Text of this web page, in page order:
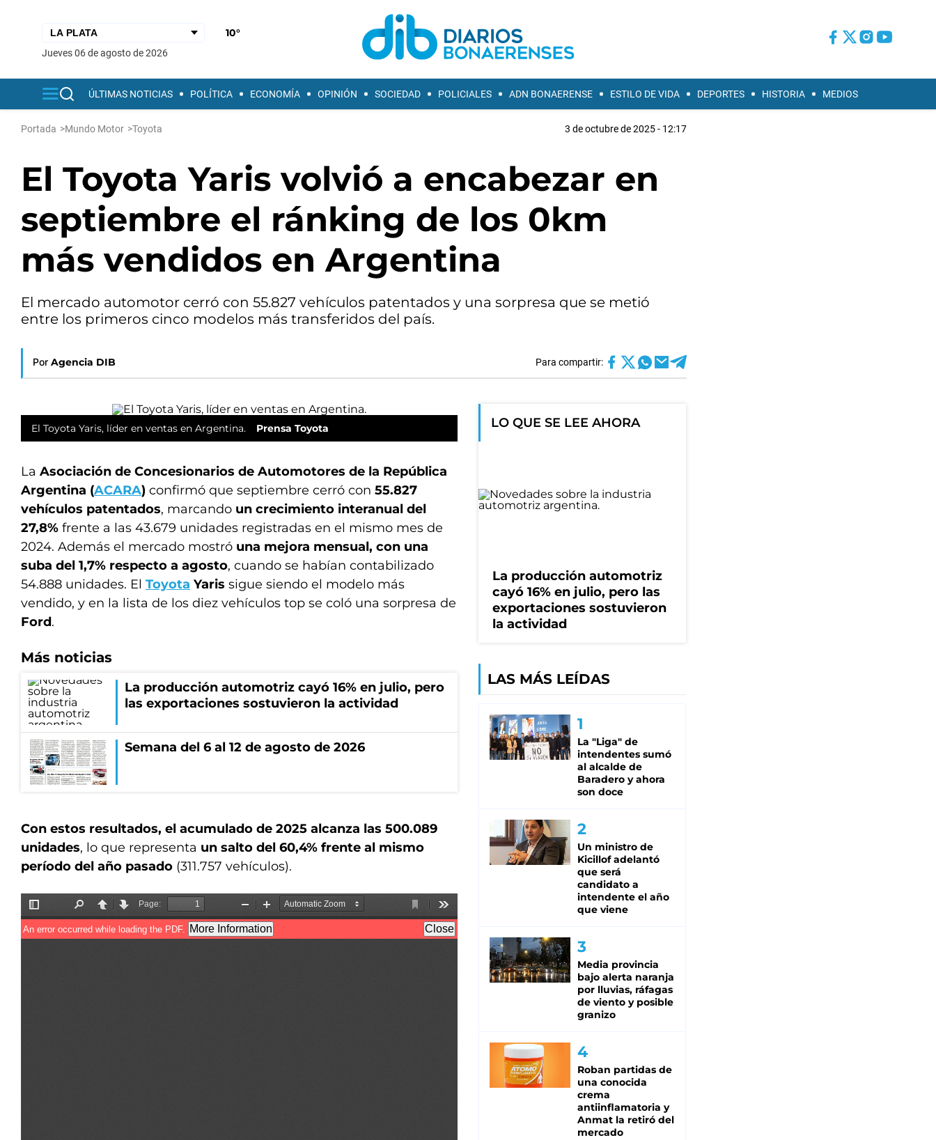
10°
jueves 06 de agosto de 2026
ÚLTIMAS NOTICIAS POLÍTICA ECONOMÍA OPINIÓN SOCIEDAD POLICIALES ADN BONAERENSE ESTILO DE VIDA DEPORTES HISTORIA MEDIOS
Portada >Mundo Motor >Toyota 3 de octubre de 2025 - 12:17
El Toyota Yaris volvió a encabezar en
septiembre el ránking de los 0km
más vendidos en Argentina
El mercado automotor cerró con 55.827 vehículos patentados y una sorpresa que se metió
entre los primeros cinco modelos más transferidos del país.
Por Agencia DIB Para compartir:
El Toyota Yaris, líder en ventas en Argentina. Prensa Toyota
La Asociación de Concesionarios de Automotores de la República
Argentina (ACARA) confirmó que septiembre cerró con 55.827
vehículos patentados, marcando un crecimiento interanual del
27,8% frente a las 43.679 unidades registradas en el mismo mes de
2024. Además el mercado mostró una mejora mensual, con una
suba del 1,7% respecto a agosto, cuando se habían contabilizado
54.888 unidades. El Toyota Yaris sigue siendo el modelo más
vendido, y en la lista de los diez vehículos top se coló una sorpresa de
Ford.
Más noticias
La producción automotriz cayó 16% en julio, pero
las exportaciones sostuvieron la actividad
Semana del 6 al 12 de agosto de 2026
Con estos resultados, el acumulado de 2025 alcanza las 500.089
unidades, lo que representa un salto del 60,4% frente al mismo
período del año pasado (311.757 vehículos).
LO QUE SE LEE AHORA
La producción automotriz
cayó 16% en julio, pero las
exportaciones sostuvieron
la actividad
LAS MÁS LEÍDAS
La "Liga" de
intendentes sumó
al alcalde de
Baradero y ahora
son doce
Un ministro de
Kicillof adelantó
que será
candidato a
intendente el año
que viene
Media provincia
bajo alerta naranja
por lluvias, ráfagas
de viento y posible
granizo
Roban partidas de
una conocida
crema
antiinflamatoria y
Anmat la retiró del
mercado